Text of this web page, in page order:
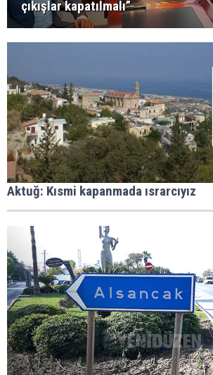
çıkışlar kapatılmalı”
Aktuğ: Kısmi kapanmada ısrarcıyız